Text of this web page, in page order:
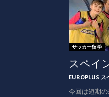
サッカー留学
スペイ
EUROPLUS ス
今回は短期